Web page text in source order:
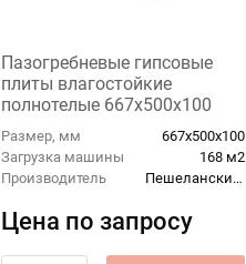
Пазогребневые гипсовые
плиты влагостойкие
полнотелые 667x500x100
Пешеланский гипсовый
завод
Размер, мм
667x500x100
Загрузка машины
168 м2
Производитель
Пешеланский гипсовый завод
Цена по запросу